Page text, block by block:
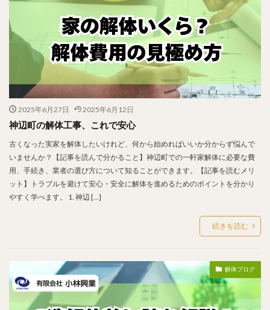
2025年6月27日 2025年6月12日
神辺町の解体工事、これで安心
古くなった実家を解体したいけれど、何から始めればいいか分からず悩んで
いませんか？【記事を読んで分かること】神辺町での一軒家解体に必要な費
用、手続き、業者の選び方について知ることができます。【記事を読むメリ
ット】トラブルを避けて安心・安全に解体を進めるためのポイントを分かり
やすく学べます。 1. 神辺 […]
続きを読む
解体ブログ